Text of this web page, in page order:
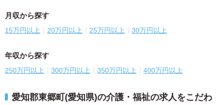
月収から探す
15万円以上 20万円以上 25万円以上 30万円以上
年収から探す
250万円以上 300万円以上 350万円以上 400万円以上
愛知郡東郷町(愛知県)の介護・福祉の求人をこだわ